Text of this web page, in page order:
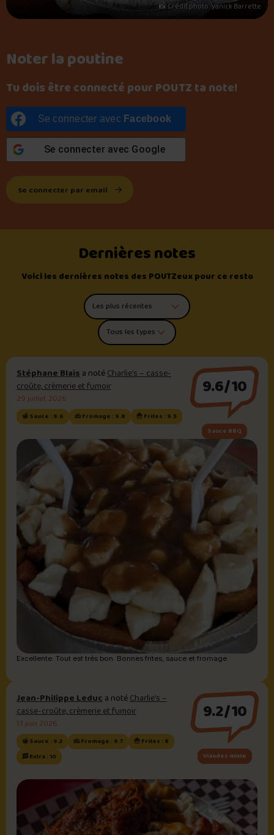
Noter la poutine
Tu dois être connecté pour POUTZ ta note!
Se connecter avec Facebook
Se connecter avec Google
Se connecter par email
📸 Crédit photo : yanick Barrette
Dernières notes
Voici les dernières notes des POUTZeux pour ce resto
Trier les commentaires
Filtrer par type de poutine
Stéphane Blaisa notéCharlie’s – casse-
croûte, crèmerie et fumoir
29 juillet 2026
🍯 Sauce : 9.6 🧀 Fromage : 9.8 🍟 Frites : 9.5
9.6/10
Sauce BBQ
Excellente. Tout est très bon. Bonnes frites, sauce et fromage
Jean-Philippe Leduca notéCharlie’s –
casse-croûte, crèmerie et fumoir
13 juin 2026
🍯 Sauce : 9.2 🧀 Fromage : 9.7
🍟 Frites : 8
🥓 Extra : 10
9.2/10
Viandes mixte